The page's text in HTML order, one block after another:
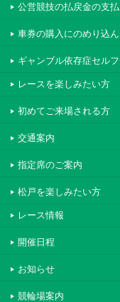
公営競技の払戻金の支
車券の購入にのめり込
ギャンブル依存症セル
レースを楽しみたい方
初めてご来場される方
交通案内
指定席のご案内
松戸を楽しみたい方
レース情報
開催日程
お知らせ
競輪場案内